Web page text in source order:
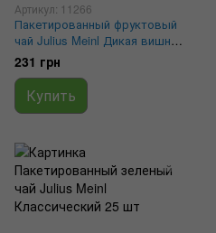
Артикул: 11266
Пакетированный фруктовый
чай Julius Meinl Дикая вишня
25 шт
231 грн
Купить